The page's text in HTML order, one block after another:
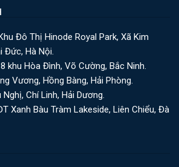
Đô Thị Hinode Royal Park, Xã Kim
Đức, Hà Nội.
khu Hòa Đình, Võ Cường, Bắc Ninh.
Vương, Hồng Bàng, Hải Phòng.
Chí Linh, Hải Dương.
Xanh Bàu Tràm Lakeside, Liên Chiểu, Đà